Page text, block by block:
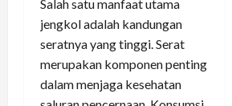
Salah satu manfaat utama
jengkol adalah kandungan
seratnya yang tinggi. Serat
merupakan komponen penting
dalam menjaga kesehatan